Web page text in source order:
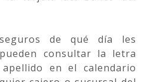
de qué día les
consultar la letra
en el calendario